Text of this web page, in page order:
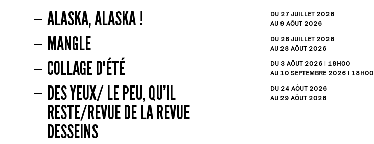
ALASKA, ALASKA ! DU 27JUILLET 2026
AU 9AÔUT 2026
MANGLE DU 28JUILLET 2026
AU 28AÔUT 2026
COLLAGE D'ÉTÉ DU 3AÔUT 2026 | 18H00
AU 10SEPTEMBRE 2026 | 18H00
DES YEUX/ LE PEU, QU’IL
RESTE/REVUE DE LA REVUE
DESSEINS
DU 24AÔUT 2026
AU 29AÔUT 2026